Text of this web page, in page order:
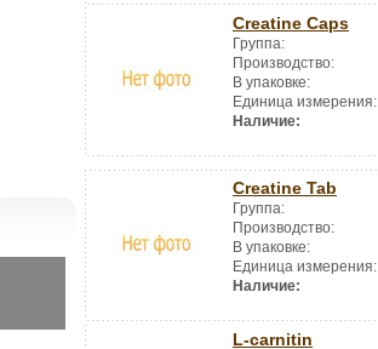
Creatine Caps
Группа:
Производство:
В упаковке:
Единица измерения:
Наличие:
Creatine Tab
Группа:
Производство:
В упаковке:
Единица измерения:
Наличие:
L-carnitin